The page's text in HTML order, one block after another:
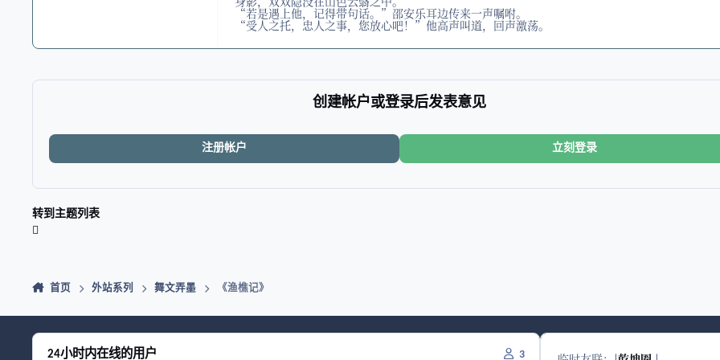
“若是遇上他，记得带句话。”邵安乐耳边传来一声嘱咐。
“受人之托，忠人之事，您放心吧！”他高声叫道，回声激荡。
创建帐户或登录后发表意见
注册帐户 立刻登录
转到主题列表
首页 外站系列 舞文弄墨 《渔樵记》
24小时内在线的用户 3